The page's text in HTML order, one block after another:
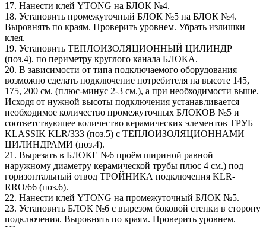
17. Нанести клей YTONG на БЛОК №4.
18. Установить промежуточный БЛОК №5 на БЛОК №4.
Выровнять по краям. Проверить уровнем. Убрать излишки
клея.
19. Установить ТЕПЛОИЗОЛЯЦИОННЫЙ ЦИЛИНДР
(поз.4). по периметру круглого канала БЛОКА.
20. В зависимости от типа подключаемого оборудования
возможно сделать подключение потребителя на высоте 145,
175, 200 см. (плюс-минус 2-3 см.), а при необходимости выше.
Исходя от нужной высоты подключения устанавливается
необходимое количество промежуточных БЛОКОВ №5 и
соответствующее количество керамических элементов ТРУБ
KLASSIK KLR/333 (поз.5) c ТЕПЛОИЗОЛЯЦИОННАМИ
ЦИЛИНДРАМИ (поз.4).
21. Вырезать в БЛОКЕ №6 проём шириной равной
наружному диаметру керамической трубы плюс 4 см.) под
горизонтальный отвод ТРОЙНИКА подключения KLR-
RRO/66 (поз.6).
22. Нанести клей YTONG на промежуточный БЛОК №5.
23. Установить БЛОК №6 с вырезом боковой стенки в сторону
подключения. Выровнять по краям. Проверить уровнем.